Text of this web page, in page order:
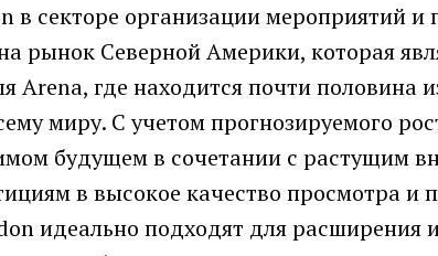
в секторе организации мероприятий и
рынок Северной Америки, которая
где находится почти половина
миру. С учетом прогнозируемого
будущем в сочетании с растущим
в высокое качество просмотра и
идеально подходят для расширения